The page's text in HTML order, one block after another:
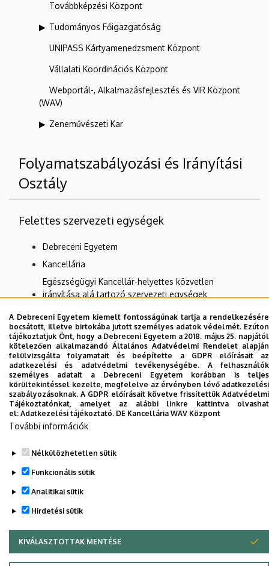
Továbbképzési Központ
Tudományos Főigazgatóság
UNIPASS Kártyamenedzsment Központ
Vállalati Koordinációs Központ
Webportál-, Alkalmazásfejlesztés és VIR Központ
(WAV)
Zeneművészeti Kar
Folyamatszabályozási és Irányítási
Osztály
Felettes szervezeti egységek
Debreceni Egyetem
Kancellária
Egészségügyi Kancellár-helyettes közvetlen
irányítása alá tartozó szervezeti egységek
KK Gazdálkodási Igazgatóság
Dolgozói adatmódosítás igénylése a DE
telefonkönyvében|Külső személyek rögzítése a
DE telefonkönyvében|Súgó|Hibabejelentés
Szerzői jog © 2026 Unideb
A Debreceni Egyetem kiemelt fontosságúnak tartja a rendelkezésére
bocsátott, illetve birtokába jutott személyes adatok védelmét. Ezúton
tájékoztatjuk Önt, hogy a Debreceni Egyetem a 2018. május 25. napjától
kötelezően alkalmazandó Általános Adatvédelmi Rendelet alapján
felülvizsgálta folyamatait és beépítette a GDPR előírásait az
adatkezelési és adatvédelmi tevékenységébe. A felhasználók
személyes adatait a Debreceni Egyetem korábban is teljes
körültekintéssel kezelte, megfelelve az érvényben lévő adatkezelési
szabályozásoknak. A GDPR előírásait követve frissítettük Adatvédelmi
Tájékoztatónkat, amelyet az alábbi linkre kattintva olvashat
el: Adatkezelési tájékoztató. DE Kancellária WAV Központ
További információk
Nélkülözhetetlen sütik
Funkcionális sütik
Analitikai sütik
Hirdetési sütik
KIVÁLASZTOTTAK MENTÉSE
WITHDRAW CONSENT